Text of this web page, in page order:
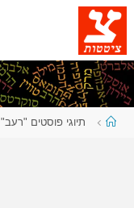
דלגו
לתוכן
עמודתיוגי פוסטים "רעב"